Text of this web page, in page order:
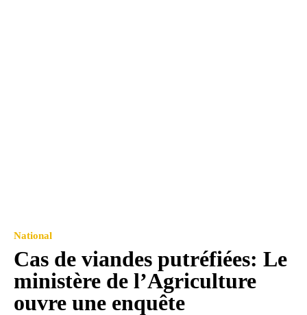
National
Cas de viandes putréfiées: Le
ministère de l’Agriculture
ouvre une enquête